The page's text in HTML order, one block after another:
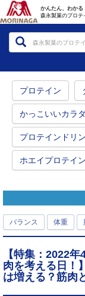
かんたん、わかる
森永製菓のプロテ
プロテイン
かっこいいカラ
プロテインドリ
ホエイプロテイン
バランス 体重
【特集：2022
肉を考える日！
は増える？筋肉